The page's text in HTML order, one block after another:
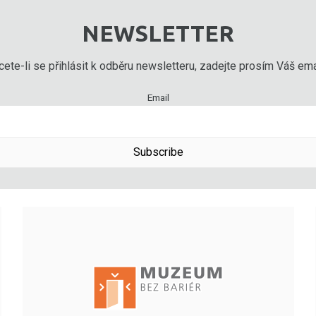
NEWSLETTER
li se přihlásit k odběru newsletteru, zadejte prosím Váš
Email
Subscribe